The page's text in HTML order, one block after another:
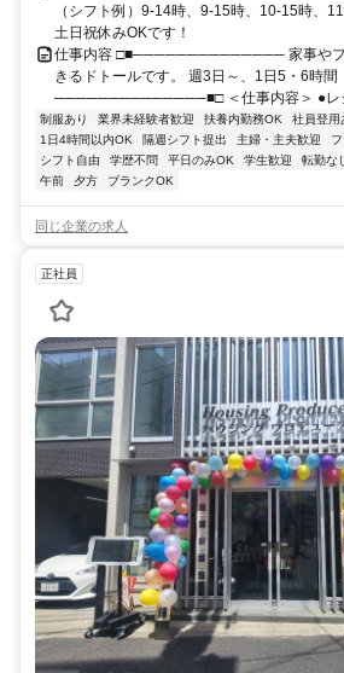
（シフト例）9-14時、9-15時、10-15時、
土日祝休みOKです！
仕事内容 □■────────────── 家事やプ
きるドトールです。 週3日～、1日5・6時間
──────────────■□ ＜仕事内容＞ ●レジ
制服あり 業界未経験者歓迎 扶養内勤務OK 社員登用
1日4時間以内OK
隔週シフト提出 主婦・主夫歓迎
シフト自由
学歴不問 平日のみOK 学生歓迎 転勤なし
午前
夕方 ブランクOK
同じ企業の求人
正社員